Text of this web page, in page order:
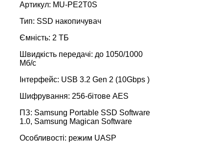
Артикул: MU-PE2T0S
Тип: SSD накопичувач
Ємність: 2 ТБ
Швидкість передачі: до 1050/1000
Мб/с
Інтерфейс: USB 3.2 Gen 2 (10Gbps )
Шифрування: 256-бітове AES
ПЗ: Samsung Portable SSD Software
1.0, Samsung Magican Software
Особливості: режим UASP